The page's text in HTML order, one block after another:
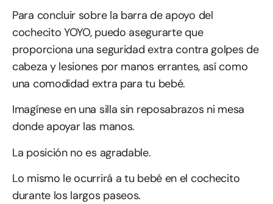
Para concluir sobre la barra de apoyo del
cochecito YOYO, puedo asegurarte que
proporciona una seguridad extra contra golpes de
cabeza y lesiones por manos errantes, así como
una comodidad extra para tu bebé.
Imagínese en una silla sin reposabrazos ni mesa
donde apoyar las manos.
La posición no es agradable.
Lo mismo le ocurrirá a tu bebé en el cochecito
durante los largos paseos.